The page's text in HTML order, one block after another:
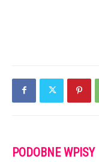
PODOBNE WPISY